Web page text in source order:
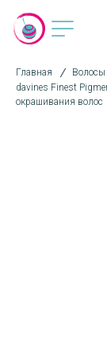
Главная
Волосы
davines Finest
окрашивания волос